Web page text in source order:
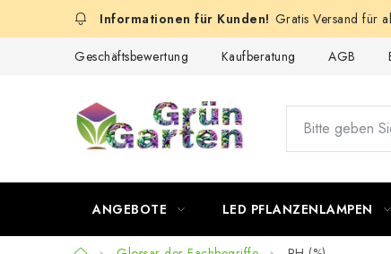
Gratis Versand für
Geschäftsbewertung Kaufberatung AGB
ANGEBOTE LED PFLANZENLAMPEN